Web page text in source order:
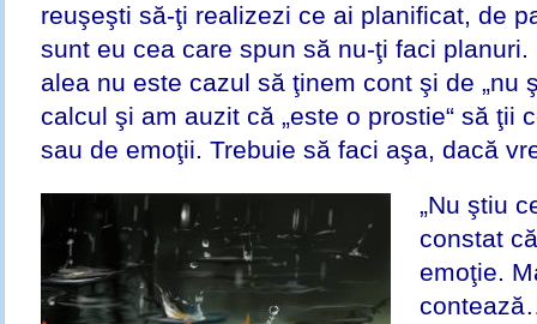
reuşeşti să-ţi realizezi ce ai planificat, de
sunt eu cea care spun să nu-ţi faci
alea nu este cazul să ţinem cont şi de „nu
calcul şi am auzit că „este o prostie“ să ţii
sau de emoţii. Trebuie să faci aşa, dacă
„Nu ştiu
constat
emoţie.